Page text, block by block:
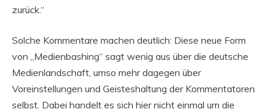
zurück.“
Solche Kommentare machen deutlich: Diese neue Form
von „Medienbashing“ sagt wenig aus über die deutsche
Medienlandschaft, umso mehr dagegen über
Voreinstellungen und Geisteshaltung der Kommentatoren
selbst. Dabei handelt es sich hier nicht einmal um die